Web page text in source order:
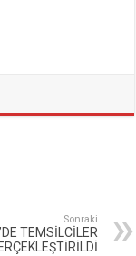
Sonraki
TEMSİLCİLER